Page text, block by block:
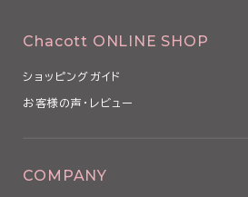
Chacott ONLINE SHOP
ショッピングガイド
お客様の声・レビュー
COMPANY